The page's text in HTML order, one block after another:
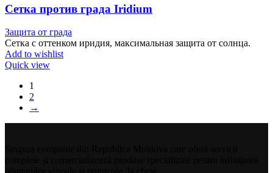
Сетка против града Iridium
Защита от града
Сетка с оттенком иридия, максимальная защита от солнца.
Add to wishlist
Quick view
1
2
→